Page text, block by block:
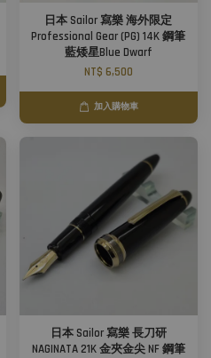
日本 Sailor 寫樂 海外限定
Professional Gear (PG) 14K 鋼筆
藍矮星Blue Dwarf
NT$ 6,500
加入購物車
日本 Sailor 寫樂 長刀研
NAGINATA 21K 金夾金尖 NF 鋼筆